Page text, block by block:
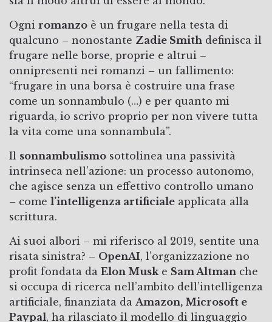
Ogni romanzo è un frugare nella testa di
qualcuno – nonostante Zadie Smith definisca il
frugare nelle borse, proprie e altrui –
onnipresenti nei romanzi – un fallimento:
“frugare in una borsa è costruire una frase
come un sonnambulo (…) e per quanto mi
riguarda, io scrivo proprio per non vivere tutta
la vita come una sonnambula”.
Il sonnambulismo sottolinea una passività
intrinseca nell’azione: un processo autonomo,
che agisce senza un effettivo controllo umano
– come l’intelligenza artificiale applicata alla
scrittura.
Ai suoi albori – mi riferisco al 2019, sentite una
risata sinistra? – OpenAI, l’organizzazione no
profit fondata da Elon Musk e Sam Altman che
si occupa di ricerca nell’ambito dell’intelligenza
artificiale, finanziata da Amazon, Microsoft e
Paypal, ha rilasciato il modello di linguaggio